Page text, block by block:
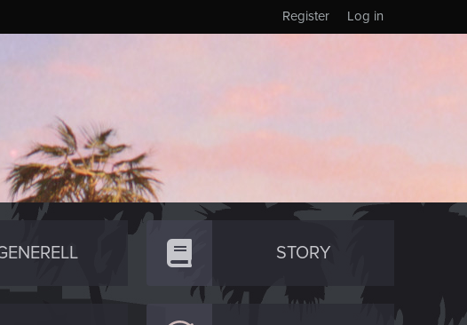
Log in
Register
STORY